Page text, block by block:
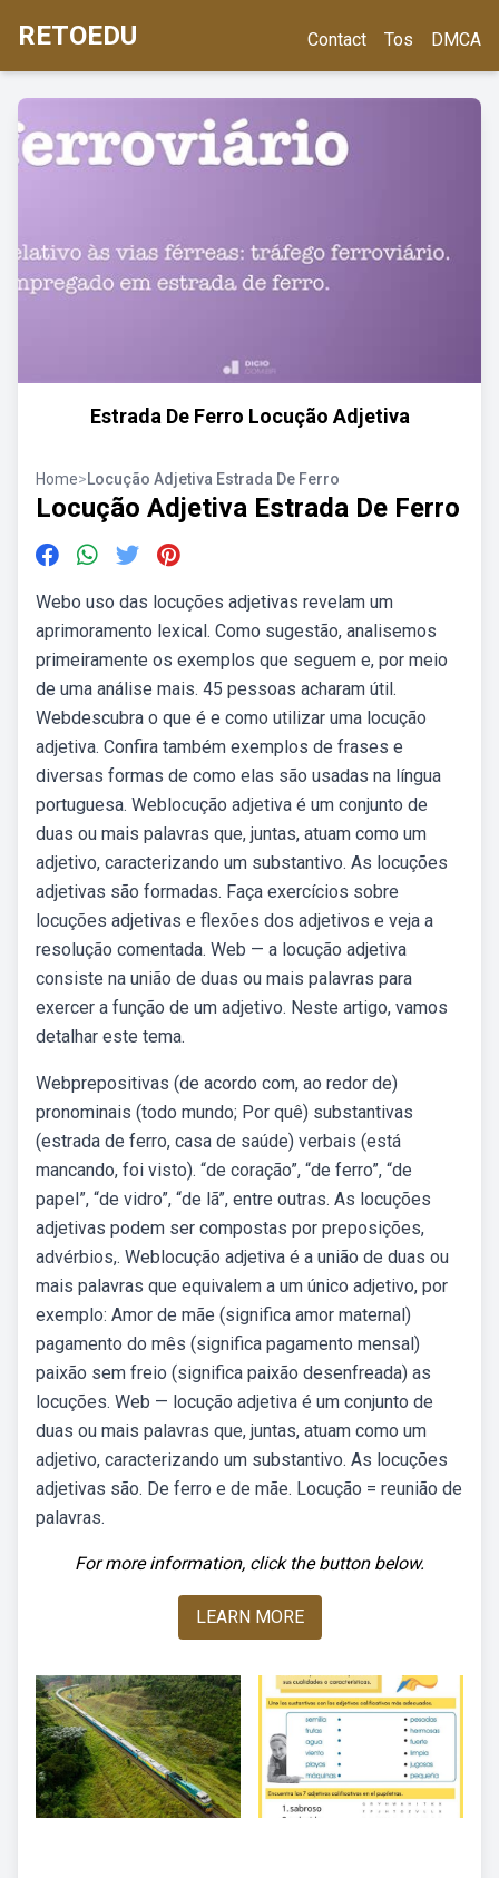
RETOEDU Contact Tos DMCA
Estrada De Ferro Locução Adjetiva
Home>Locução Adjetiva Estrada De Ferro
Locução Adjetiva Estrada De Ferro
Webo uso das locuções adjetivas revelam um
aprimoramento lexical. Como sugestão, analisemos
primeiramente os exemplos que seguem e, por meio
de uma análise mais. 45 pessoas acharam útil.
Webdescubra o que é e como utilizar uma locução
adjetiva. Confira também exemplos de frases e
diversas formas de como elas são usadas na língua
portuguesa. Weblocução adjetiva é um conjunto de
duas ou mais palavras que, juntas, atuam como um
adjetivo, caracterizando um substantivo. As locuções
adjetivas são formadas. Faça exercícios sobre
locuções adjetivas e flexões dos adjetivos e veja a
resolução comentada. Web — a locução adjetiva
consiste na união de duas ou mais palavras para
exercer a função de um adjetivo. Neste artigo, vamos
detalhar este tema.
Webprepositivas (de acordo com, ao redor de)
pronominais (todo mundo; Por quê) substantivas
(estrada de ferro, casa de saúde) verbais (está
mancando, foi visto). “de coração”, “de ferro”, “de
papel”, “de vidro”, “de lã”, entre outras. As locuções
adjetivas podem ser compostas por preposições,
advérbios,. Weblocução adjetiva é a união de duas ou
mais palavras que equivalem a um único adjetivo, por
exemplo: Amor de mãe (significa amor maternal)
pagamento do mês (significa pagamento mensal)
paixão sem freio (significa paixão desenfreada) as
locuções. Web — locução adjetiva é um conjunto de
duas ou mais palavras que, juntas, atuam como um
adjetivo, caracterizando um substantivo. As locuções
adjetivas são. De ferro e de mãe. Locução = reunião de
palavras.
For more information, click the button below.
LEARN MORE